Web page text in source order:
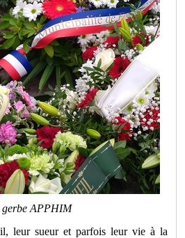
gerbe APPHIM
leur sueur et parfois leur vie à la